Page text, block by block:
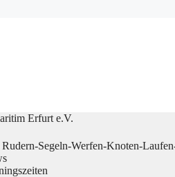
Erfurt e.V.
Rudern-Segeln-Werfen-Knoten-